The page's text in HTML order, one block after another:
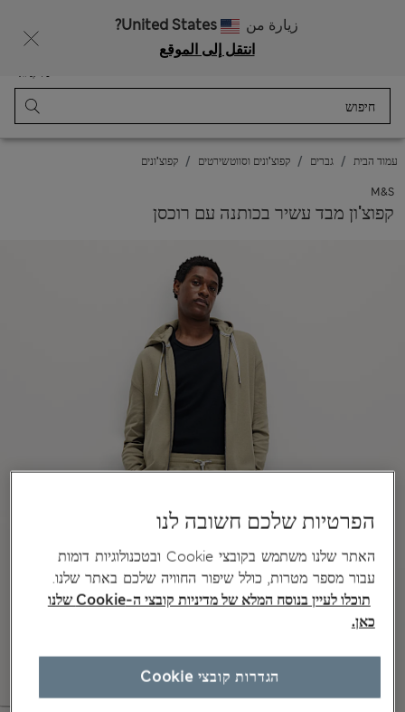
زيارة من
United States?
انتقل إلى الموقع
סל קניות
עמוד הבית גברים קפוצ'ונים וסווטשירטים קפוצ'ונים
M&S
קפוצ'ון מבד עשיר בכותנה עם רוכסן
הפרטיות שלכם חשובה לנו
האתר שלנו משתמש בקובצי Cookie ובטכנולוגיות דומות
עבור מספר מטרות, כולל שיפור החוויה שלכם באתר שלנו.
תוכלו לעיין בנוסח המלא של מדיניות קובצי ה-Cookie שלנו
כאן.
הגדרות קובצי Cookie